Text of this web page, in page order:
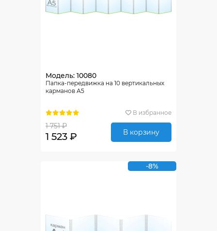
Модель: 10080
Папка-передвижка на 10 вертикальных
карманов А5
В избранное
1 751 ₽
1 523 ₽ В корзину
-8%